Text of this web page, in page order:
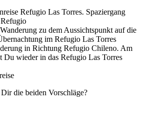
Refugio Las Torres. Spaziergang
zu dem Aussichtspunkt auf die
im Refugio Las Torres
in Richtung Refugio Chileno. Am
Du wieder in das Refugio Las Torres
die beiden Vorschläge?